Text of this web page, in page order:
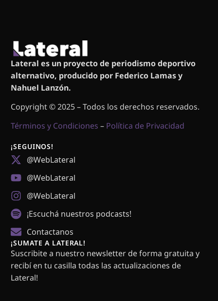
Lateral es un proyecto de periodismo deportivo
alternativo, producido por Federico Lamas y
Nahuel Lanzón.
Copyright © 2025 – Todos los derechos reservados.
Términos y Condiciones – Política de Privacidad
¡SEGUINOS!
@WebLateral
@WebLateral
@WebLateral
¡Escuchá nuestros podcasts!
Contactanos
¡SUMATE A LATERAL!
Suscribite a nuestro newsletter de forma gratuita y
recibí en tu casilla todas las actualizaciones de
Lateral!